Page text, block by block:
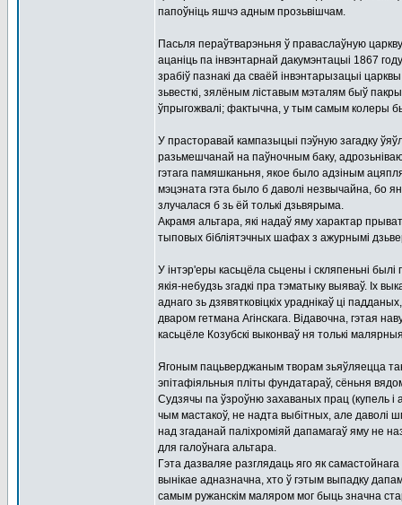
папоўніць яшчэ адным прозьвішчам.
Пасьля пераўтварэньня ў праваслаўную
ацаніць па інвэнтарнай дакумэнтацыі 1867
зрабіў пазнакі да сваёй інвэнтарызацыі
зьвесткі, зялёным ліставым мэталям быў
ўпрыгожвалі; фактычна, у тым самым колеры
У прасторавай кампазыцыі пэўную загадку
разьмешчанай на паўночным баку,
гэтага памяшканьня, якое было адзіным
мэцэната гэта было б даволі незвычайна, бо
злучалася б зь ёй толькі дзьвярыма.
Акрамя альтара, які надаў яму характар
тыповых бібліятэчных шафах з ажурнымі
У інтэр'еры касьцёла сьцены і скляпеньні
якія-небудзь згадкі пра тэматыку выяваў. Іх
аднаго зь дзявятковіцкіх ураднікаў ці
дваром гетмана Агінскага. Відавочна, гэтая
касьцёле Козубскі выконваў ня толькі
Ягоным пацьверджаным творам зьяўляецца
эпітафіяльныя пліты фундатараў, сёньня
Судзячы па ўзроўню захаваных прац (купель і
чым мастакоў, не надта выбітных, але даволі
над згаданай паліхроміяй дапамагаў яму не
для галоўнага альтара.
Гэта дазваляе разглядаць яго як
вынікае адназначна, хто ў гэтым выпадку
самым ружанскім маляром мог быць значна